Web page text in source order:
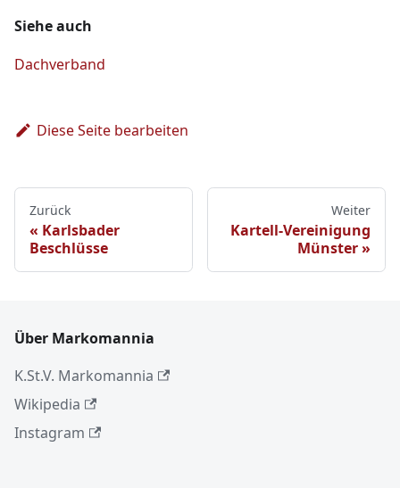
Siehe auch
Dachverband
Diese Seite bearbeiten
Zurück
Karlsbader
Beschlüsse
Weiter
Kartell-Vereinigung
Münster
Über Markomannia
K.St.V. Markomannia
Wikipedia
Instagram